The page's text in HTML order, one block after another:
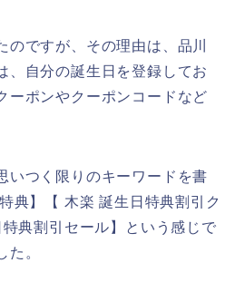
のですが、その理由は、品川
、自分の誕生日を登録してお
ーポンやクーポンコードなど
いつく限りのキーワードを書
典】【 木楽 誕生日特典割引ク
典割引セール】という感じで
た。